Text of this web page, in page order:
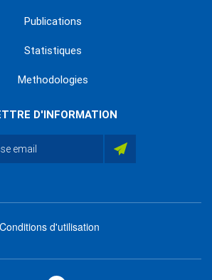
Publications
Statistiques
Methodologies
D'INFORMATION
Conditions d'utilisation